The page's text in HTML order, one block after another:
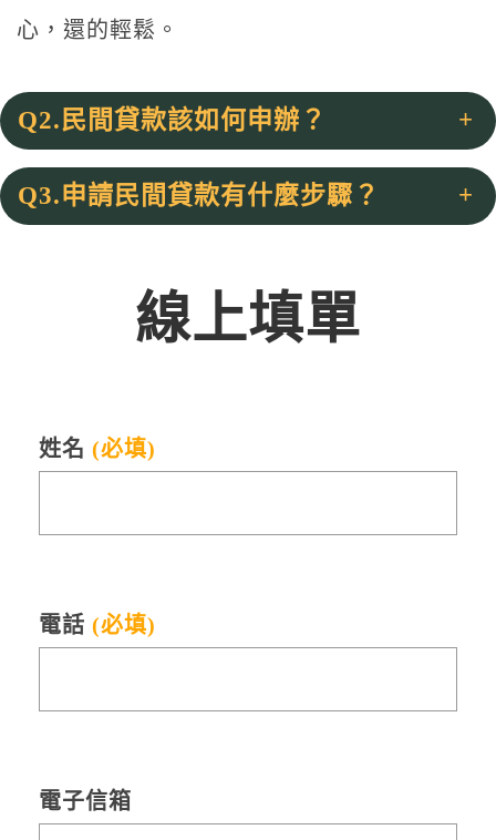
心，還的輕鬆。
Q2.民間貸款該如何申辦？
Q3.申請民間貸款有什麼步驟？
線上填單
姓名 (必填)
電話 (必填)
電子信箱